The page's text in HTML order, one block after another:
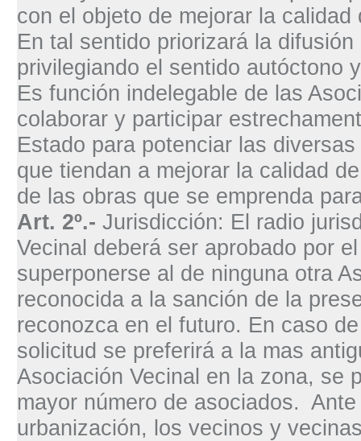
con el objeto de mejorar la
En tal sentido priorizará la
privilegiando el sentido autóctono
Es función indelegable de las
colaborar y participar
Estado para potenciar las
que tiendan a mejorar la calidad
de las obras que se emprenda
Art. 2º.- Jurisdicción: El radio
Vecinal deberá ser aprobado por
superponerse al de ninguna otra
reconocida a la sanción de la
reconozca en el futuro. En caso
solicitud se preferirá a la mas
Asociación Vecinal en la zona, se
mayor número de asociados.
urbanización, los vecinos y